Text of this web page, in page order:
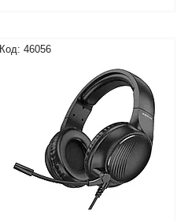
46056